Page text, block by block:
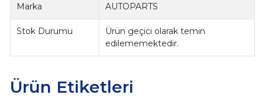
Marka AUTOPARTS
Stok Durumu
Ürün geçici olarak temin
edilememektedir.
Ürün Etiketleri